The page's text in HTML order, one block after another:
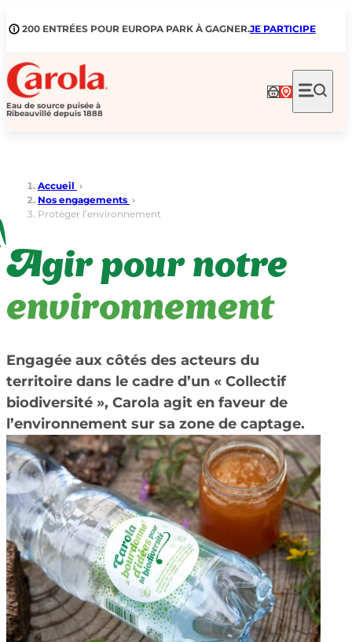
au 200 ENTRÉES POUR EUROPA PARK À GAGNER.JE PARTICIPE
Eau de source puisée à
Ribeauvillé depuis 1888
Accueil ›
Nos engagements ›
Protéger l’environnement
Agir pour notre
environnement
Engagée aux côtés des acteurs du
territoire dans le cadre d’un « Collectif
biodiversité », Carola agit en faveur de
l’environnement sur sa zone de captage.